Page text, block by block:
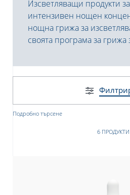
NEWSLETTER
Изсветляващи продукти
интензивен нощен
нощна грижа за
своята програма за грижа
Подробно търсене
6 ПРОДУКТИ